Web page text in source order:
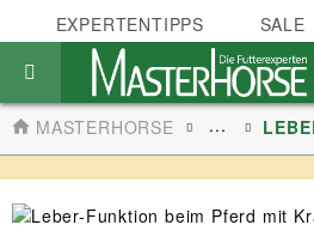
EXPERTENTIPPS SALE
MASTERHORSE ...